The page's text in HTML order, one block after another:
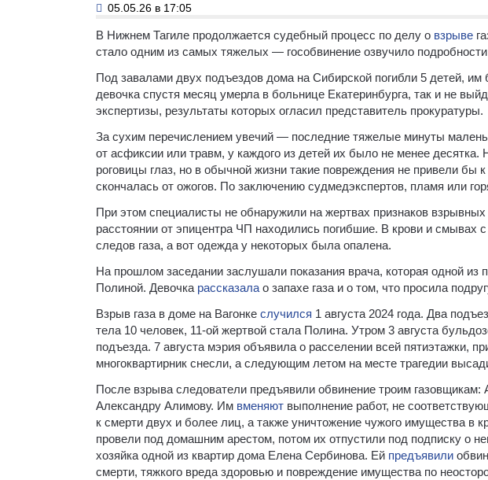
05.05.26 в 17:05
В Нижнем Тагиле продолжается судебный процесс по делу о взрыве
стало одним из самых тяжелых — гособвинение озвучило
Под завалами двух подъездов дома на Сибирской погибли 5 детей,
девочка спустя месяц умерла в больнице Екатеринбурга, так и не
экспертизы, результаты которых огласил представитель прокуратуры.
За сухим перечислением увечий — последние тяжелые минуты
от асфиксии или травм, у каждого из детей их было не менее
роговицы глаз, но в обычной жизни такие повреждения не привели бы
скончалась от ожогов. По заключению судмедэкспертов, пламя или
При этом специалисты не обнаружили на жертвах признаков взрывных
расстоянии от эпицентра ЧП находились погибшие. В крови и смывах
следов газа, а вот одежда у некоторых была опалена.
На прошлом заседании заслушали показания врача, которая одной из
Полиной. Девочка рассказала о запахе газа и о том, что просила
Взрыв газа в доме на Вагонке случился 1 августа 2024 года. Два
тела 10 человек, 11-ой жертвой стала Полина. Утром 3 августа
подъезда. 7 августа мэрия объявила о расселении всей пятиэтажки,
многоквартирник снесли, а следующим летом на месте трагедии
После взрыва следователи предъявили обвинение троим
Александру Алимову. Им вменяют выполнение работ, не
к смерти двух и более лиц, а также уничтожение чужого имущества в
провели под домашним арестом, потом их отпустили под подписку о
хозяйка одной из квартир дома Елена Сербинова. Ей предъявили
смерти, тяжкого вреда здоровью и повреждение имущества по